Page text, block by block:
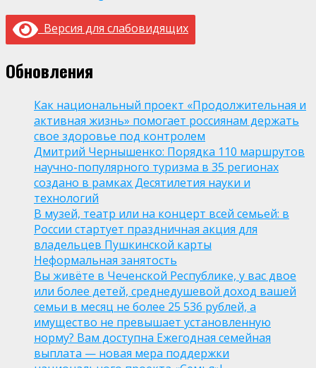
Версия для слабовидящих
Обновления
Как национальный проект «Продолжительная и
активная жизнь» помогает россиянам держать
свое здоровье под контролем
Дмитрий Чернышенко: Порядка 110 маршрутов
научно-популярного туризма в 35 регионах
создано в рамках Десятилетия науки и
технологий
В музей, театр или на концерт всей семьей: в
России стартует праздничная акция для
владельцев Пушкинской карты
Неформальная занятость
Вы живёте в Чеченской Республике, у вас двое
или более детей, среднедушевой доход вашей
семьи в месяц не более 25 536 рублей, а
имущество не превышает установленную
норму? Вам доступна Ежегодная семейная
выплата — новая мера поддержки